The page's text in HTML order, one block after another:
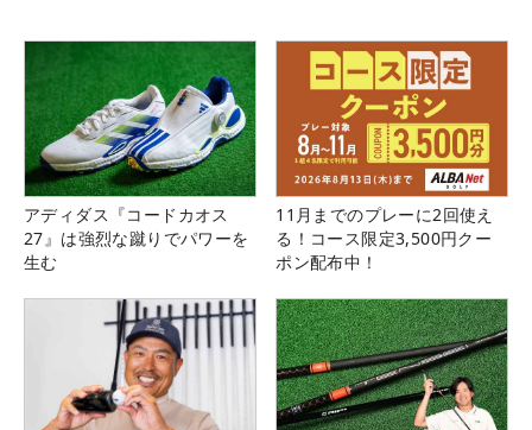
アディダス『コードカオス
27』は強烈な蹴りでパワーを
生む
11月までのプレーに2回使え
る！コース限定3,500円クー
ポン配布中！